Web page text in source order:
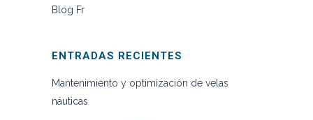
Blog Fr
ENTRADAS RECIENTES
Mantenimiento y optimización de velas
náuticas